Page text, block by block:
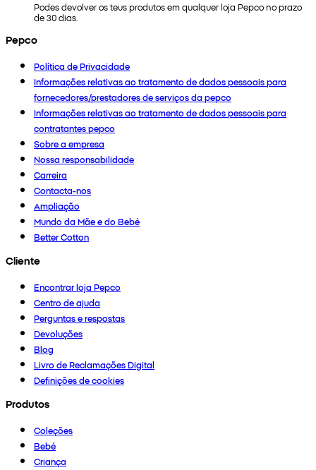
Podes devolver os teus produtos em qualquer loja Pepco no prazo
de 30 dias.
Pepco
Política de Privacidade
Informações relativas ao tratamento de dados pessoais para
fornecedores/prestadores de serviços da pepco
Informações relativas ao tratamento de dados pessoais para
contratantes pepco
Sobre a empresa
Nossa responsabilidade
Carreira
Contacta-nos
Ampliação
Mundo da Mãe e do Bebé
Better Cotton
Cliente
Encontrar loja Pepco
Centro de ajuda
Perguntas e respostas
Devoluções
Blog
Livro de Reclamações Digital
Definições de cookies
Produtos
Coleções
Bebé
Criança